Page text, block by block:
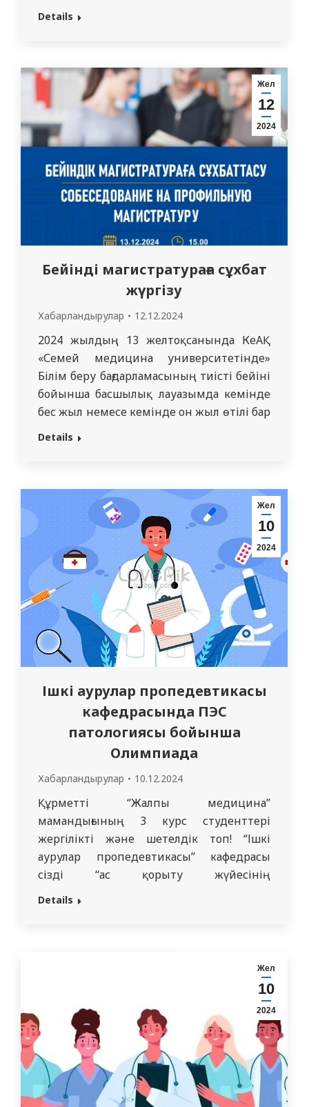
олимпиада өткізеді. Олимпиаданың
2 қабат, № 2 дәріс залы) өтеді.
Олимпиаданы ұйымдастыру бойынша
сұрақтармен мына телефондар арқылы…
Details
Жел
12
2024
Бейінді магистратураға сұхбат
жүргізу
Хабарландырулар 12.12.2024
2024 жылдың 13 желтоқсанында КеАҚ
«Семей медицина университетінде»
Білім беру бағдарламасының тиісті бейіні
бойынша басшылық лауазымда кемінде
бес жыл немесе кемінде он жыл өтілі бар
адамдар үшін бейінді магистратураға
көшесі, 103 Үлкен мәжіліс залы
Details
Жел
10
2024
Ішкі аурулар пропедевтикасы
кафедрасында ПЭС
патологиясы бойынша
Олимпиада
Хабарландырулар 10.12.2024
Құрметті “Жалпы медицина”
мамандығының 3 курс студенттері
жергілікті және шетелдік топ! “Ішкі
аурулар пропедевтикасы” кафедрасы
сізді “ас қорыту жүйесінің
патологиясы”практикалық дағдылар
59. Байланыс телефоны: 8 705 145 87 93
(WhatsApp) Аманғалиев Гүлдана
Манатбекқызы Қатысуға өтінімдер
10.12.2024 ж. дейін қабылданады. Барлық
тілек білдірушілерді…
Details
Жел
10
2024